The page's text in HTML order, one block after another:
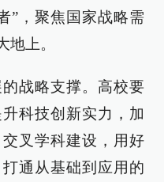
”，聚焦国家战略需
地上。
战略支撑。高校要
科技创新实力，加
叉学科建设，用好
通从基础到应用的